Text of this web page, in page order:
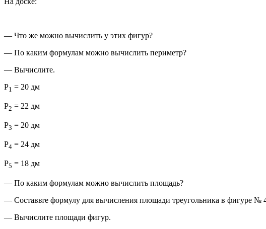
— Что же можно вычислить у этих фигур?
— По каким формулам можно вычислить периметр?
— Вычислите.
Р1 = 20 дм
Р2 = 22 дм
Р3 = 20 дм
Р4 = 24 дм
Р5 = 18 дм
— По каким формулам можно вычислить площадь?
— Составьте формулу для вычисления площади треугольника в фигуре №
— Вычислите площади фигур.